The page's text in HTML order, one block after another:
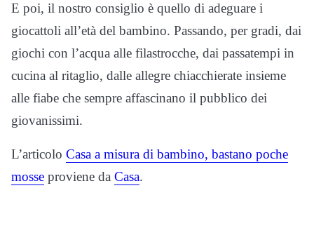
E poi, il nostro consiglio è quello di adeguare i
giocattoli all’età del bambino. Passando, per gradi, dai
giochi con l’acqua alle filastrocche, dai passatempi in
cucina al ritaglio, dalle allegre chiacchierate insieme
alle fiabe che sempre affascinano il pubblico dei
giovanissimi.
L’articolo Casa a misura di bambino, bastano poche
mosse proviene da Casa.